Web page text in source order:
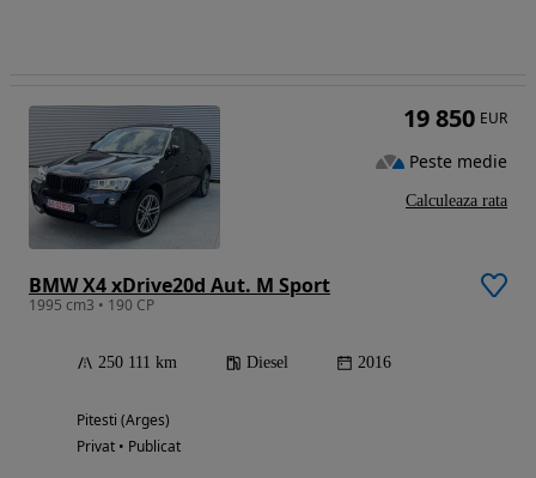
BMW X4 xDrive20d Aut. M Sport
1995 cm3 • 190 CP
250 111 km Diesel 2016
Pitesti (Arges)
Privat • Publicat
19 850 EUR
Peste medie
Calculeaza rata